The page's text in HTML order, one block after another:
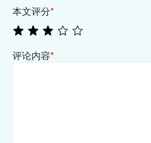
本文评分*
评论内容*